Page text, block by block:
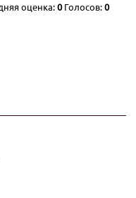
оценка:0Голосов:0